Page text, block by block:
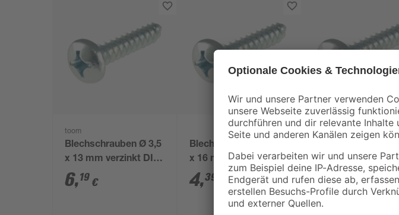
toom
Blechschrauben Ø 3,5
x 13 mm verzinkt DIN
7981 100 Stück
6,19 €
Blechschrauben Ø 4,2
x 16 mm verzinkt DIN
7981 40 Stück
4,39
toom
16 mm 50 Stück
4,19 €